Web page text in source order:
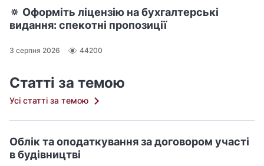
🔅 Оформіть ліцензію на бухгалтерські
видання: спекотні пропозиції
3 серпня 2026 44200
Статті за темою
Усі статті за темою
Облік та оподаткування за договором участі
в будівництві